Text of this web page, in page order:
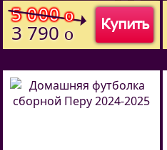
(Код:55547029
Купить
5 000o
3 790 o